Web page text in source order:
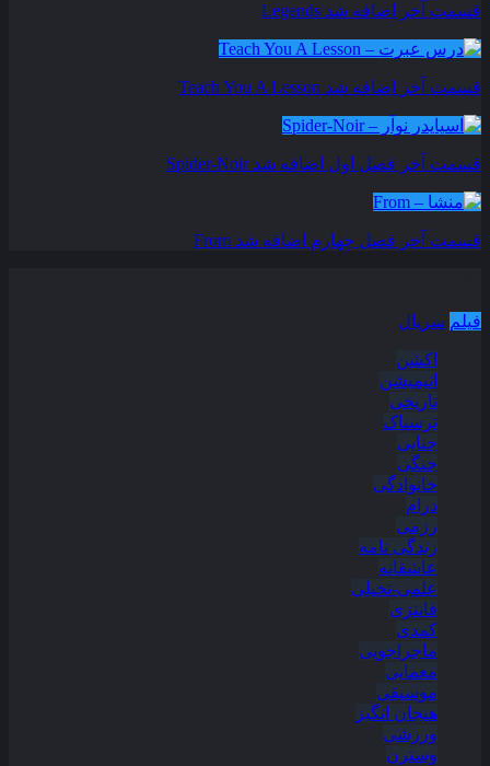
قسمت آخر اضافه شد Legends
قسمت آخر اضافه شد Teach You A Lesson
قسمت آخر فصل اول اضافه شد Spider-Noir
قسمت آخر فصل چهارم اضافه شد From
فیلم سریال
اکشن
انیمیشن
تاریخی
ترسناک
جنایی
جنگی
خانوادگی
درام
رزمی
زندگی نامه
عاشقانه
علمی-تخیلی
فانتزی
کمدی
ماجراجویی
معمایی
موسیقی
هیجان انگیز
ورزشی
وسترن